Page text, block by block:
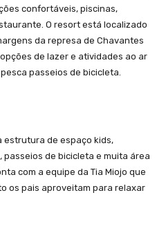
confortáveis, piscinas,
O resort está localizado
da represa de Chavantes
de lazer e atividades ao ar
passeios de bicicleta.
estrutura de espaço kids,
de bicicleta e muita área
com a equipe da Tia Miojo que
os pais aproveitam para relaxar